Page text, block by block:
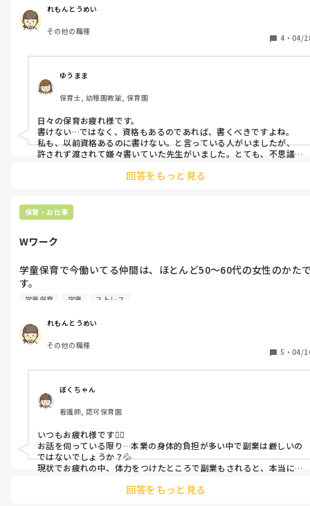
教える時間がほとんどないし、角が立ちそうなので、そっとして
おります。
こないだ、上司から私に「子ども一人一人の連絡帳に一言書いて
ね。」と初めて仕事を割り振られ、連絡帳を書いていると、その
女の人がきて、
「すごい！もう連絡帳書いてるのね！」と言われて、なにか胸騒
ぎがしたので、
「◯◯先生書くの得意そうなので書いても良いですよね！私書け
ないので」と謙遜しました。
すると、「いや、私は書けないわ〜」と言い、立ち去りました。
数分後、私のところにきて、勝手に悪いことをした子どもの連絡
帳に、そのことを書き始めました。さすがにまずいと思いました
が、書いた言葉の後に自分の名前を書くことになっているため、
考えすぎでしょうか？
保育系の資格も持っているため、資格手当があるので、その分、
周りとうまくやっていきたいです💦
コドモンの入力をその人がすると、打刻ミスや、もうすでに帰っ
てきた子どもがいるのに、「その子は私は見てません」と言うの
で、私が修正をしています。その分も時間がかかってしまうし、
れもんとうめい
その他の職種
4 ・ 04/
ゆうまま
保育士, 幼稚園教諭, 保育園
日々の保育お疲れ様です。
書けない…ではなく、資格もあるのであれば、書くべきですよね。
私も、以前資格あるのに書けない。と言っている人がいましたが、
許されず渡されて嫌々書いていた先生がいました。とても、不思議
回答をもっと見る
保育・お仕事
Wワーク
学童保育で今働いてる仲間は、ほとんど50〜60代の女性のかた
す。
間ほどずっと外で、見守っているときは、50〜60代の女性は室
でいることが多かったり、
土曜日保育で子どもが来なかった時も「お茶飲む暇なく忙しいよ
ね」と言われて、ずっと仕事を与えられている中、その女性は、
事務室で特に何もしないこともあります。
毎日疲れて、家に帰ると眠ってしまいます。
Wワークをしようか悩みますが、かなり疲れてしまい、他のお仕
事を考えられません💦
Wワークしているかたは、どうやって体力をつけていますか？
学童保育 学童 ストレス
れもんとうめい
その他の職種
5 ・ 04/
ぼくちゃん
看護師, 認可保育園
いつもお疲れ様です🙇‍♀️
お話を伺っている限り…本業の身体的負担が多い中で副業は厳しいの
ではないでしょうか？💦
現状でお疲れの中、体力をつけたところで副業もされると、本当に
回答をもっと見る